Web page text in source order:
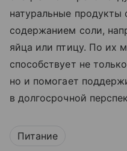
натуральные
содержанием соли,
яйца или птицу. По их
способствует не
но и помогает
в долгосрочной
Питание